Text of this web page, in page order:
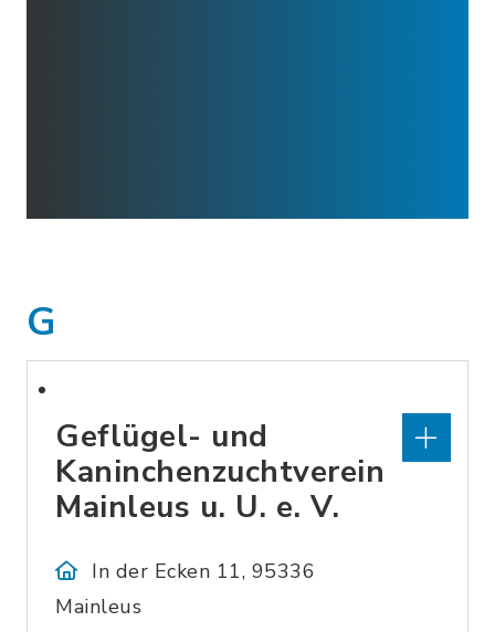
G
Geflügel- und
Kaninchenzuchtverein
Mainleus u. U. e. V.
In der Ecken 11, 95336
Mainleus